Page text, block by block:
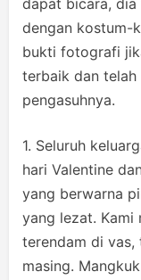
dapat bicara, dia
dengan kostum-
bukti fotografi
terbaik dan
pengasuhnya.
1. Seluruh
hari Valentine
yang berwarna
yang lezat. Kami
terendam di
masing.